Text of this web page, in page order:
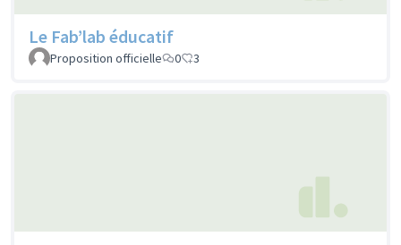
Le Fab’lab éducatif
Proposition officielle 0 3